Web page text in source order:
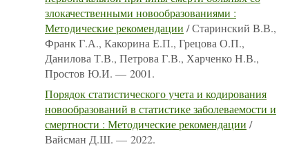
злокачественными новообразованиями :
Методические рекомендации / Старинский В.В.,
Франк Г.А., Какорина Е.П., Грецова О.П.,
Данилова Т.В., Петрова Г.В., Харченко Н.В.,
Простов Ю.И. — 2001.
Порядок статистического учета и кодирования
новообразований в статистике заболеваемости и
смертности : Методические рекомендации /
Вайсман Д.Ш. — 2022.